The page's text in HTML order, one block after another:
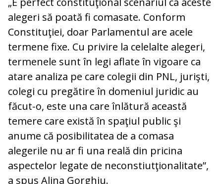
alegeri să poată fi comasate. Conform
Constituţiei, doar Parlamentul are acele
termene fixe. Cu privire la celelalte alegeri,
termenele sunt în legi aflate în vigoare ca
atare analiza pe care colegii din PNL, jurişti,
colegi cu pregătire în domeniul juridic au
făcut-o, este una care înlătură această
temere care există în spaţiul public şi
anume că posibilitatea de a comasa
alegerile nu ar fi una reală din pricina
aspectelor legate de neconstiutţionalitate”,
a spus Alina Gorghiu.